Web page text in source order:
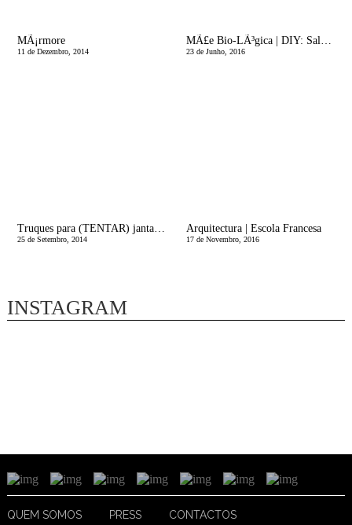
MÃ¡rmore
11 de Dezembro, 2014
MÃ£e Bio-LÃ³gica | DIY: Saladas no Frasco
23 de Junho, 2016
Truques para (TENTAR) jantar fora com os miÃºdos em paz
25 de Setembro, 2014
Arquitectura | Escola Francesa
17 de Novembro, 2016
INSTAGRAM
QUEM SOMOS PRESS CONTACTOS